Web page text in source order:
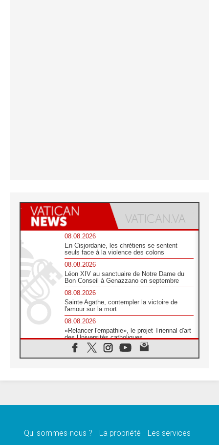
08.08.2026
En Cisjordanie, les chrétiens se sentent
seuls face à la violence des colons
08.08.2026
Léon XIV au sanctuaire de Notre Dame du
Bon Conseil à Genazzano en septembre
08.08.2026
Sainte Agathe, contempler la victoire de
l'amour sur la mort
08.08.2026
«Relancer l'empathie», le projet Triennal d'art
des Universités catholiques
08.08.2026
Signis 2026, donner la parole aux religieuses
07.08.2026
07.08.2026
Qui sommes-nous ? La propriété Les services